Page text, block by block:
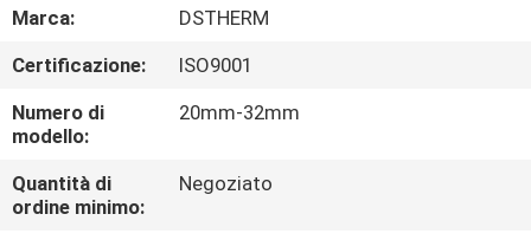
VISITA
ALLA
FABBRICA
CONTROLLO
QUALITÀ
Marca:
DSTHERM
Certificazione:
ISO9001
Numero di
modello:
20mm-32mm
Quantità di
ordine minimo:
Negoziato